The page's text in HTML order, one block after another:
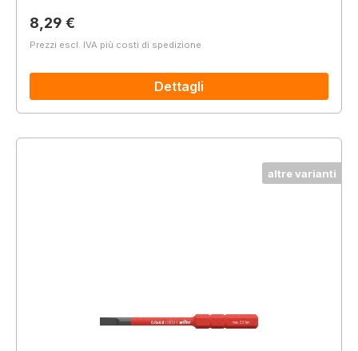
Prezzo normale:
8,29 €
Prezzi escl. IVA più costi di spedizione
Dettagli
altre varianti